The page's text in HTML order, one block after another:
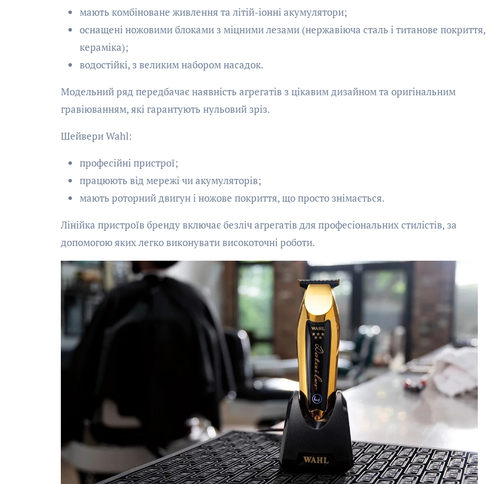
мають комбіноване живлення та літій-іонні акумулятори;
оснащені ножовими блоками з міцними лезами (нержавіюча сталь і титанове покриття,
кераміка);
водостійкі, з великим набором насадок.
Модельний ряд передбачає наявність агрегатів з цікавим дизайном та оригінальним
гравіюванням, які гарантують нульовий зріз.
Шейвери Wahl:
професійні пристрої;
працюють від мережі чи акумуляторів;
мають роторний двигун і ножове покриття, що просто знімається.
Лінійка пристроїв бренду включає безліч агрегатів для професіональних стилістів, за
допомогою яких легко виконувати високоточні роботи.